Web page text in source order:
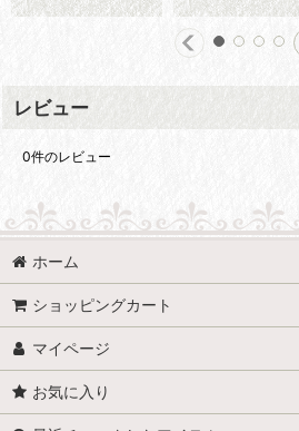
レビュー
0件のレビュー
ホーム
ショッピングカート
マイページ
お気に入り